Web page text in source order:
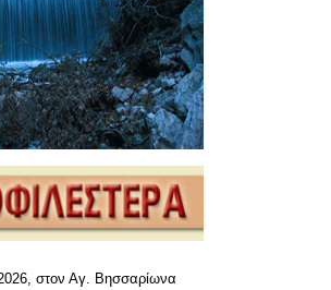
στον Αγ. Βησσαρίωνα